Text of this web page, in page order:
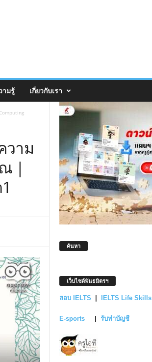
ามรู้ เกี่ยวกับเรา
วาม
|
ค้นหา
เว็บไซต์พันธมิตรฯ
สอบ IELTS IELTS Life Skills
E-sports รับทำบัญชี